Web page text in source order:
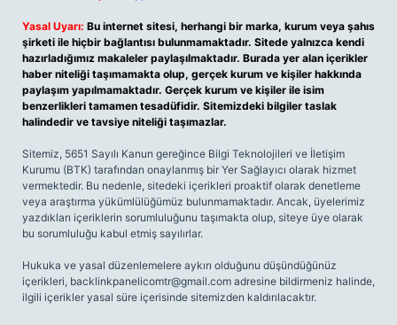
Yasal Uyarı: Bu internet sitesi, herhangi bir marka, kurum veya şahıs
şirketi ile hiçbir bağlantısı bulunmamaktadır. Sitede yalnızca kendi
hazırladığımız makaleler paylaşılmaktadır. Burada yer alan içerikler
haber niteliği taşımamakta olup, gerçek kurum ve kişiler hakkında
paylaşım yapılmamaktadır. Gerçek kurum ve kişiler ile isim
benzerlikleri tamamen tesadüfidir. Sitemizdeki bilgiler taslak
halindedir ve tavsiye niteliği taşımazlar.
Sitemiz, 5651 Sayılı Kanun gereğince Bilgi Teknolojileri ve İletişim
Kurumu (BTK) tarafından onaylanmış bir Yer Sağlayıcı olarak hizmet
vermektedir. Bu nedenle, sitedeki içerikleri proaktif olarak denetleme
veya araştırma yükümlülüğümüz bulunmamaktadır. Ancak, üyelerimiz
yazdıkları içeriklerin sorumluluğunu taşımakta olup, siteye üye olarak
bu sorumluluğu kabul etmiş sayılırlar.
Hukuka ve yasal düzenlemelere aykırı olduğunu düşündüğünüz
içerikleri, backlinkpanelicomtr@gmail.com adresine bildirmeniz halinde,
ilgili içerikler yasal süre içerisinde sitemizden kaldırılacaktır.